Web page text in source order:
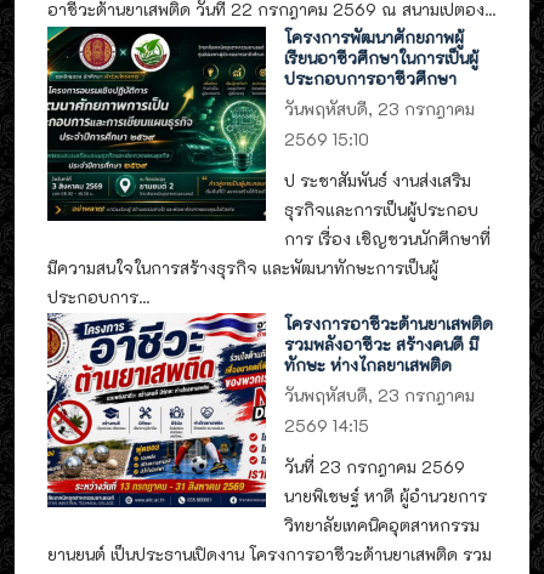
อาชีวะต้านยาเสพติด วันที่ 22 กรกฎาคม 2569 ณ สนามเปตอง...
โครงการพัฒนาศักยภาพผู้
เรียนอาชีวศึกษาในการเป็นผู้
ประกอบการอาชีวศึกษา
วันพฤหัสบดี, 23 กรกฎาคม
2569 15:10
ป ระชาสัมพันธ์ งานส่งเสริม
ธุรกิจและการเป็นผู้ประกอบ
การ เรื่อง เชิญชวนนักศึกษาที่
มีความสนใจในการสร้างธุรกิจ และพัฒนาทักษะการเป็นผู้
ประกอบการ...
โครงการอาชีวะต้านยาเสพติด
รวมพลังอาชีวะ สร้างคนดี มี
ทักษะ ห่างไกลยาเสพติด
วันพฤหัสบดี, 23 กรกฎาคม
2569 14:15
วันที่ 23 กรกฎาคม 2569
นายพิเชษฐ์ หาดี ผู้อำนวยการ
วิทยาลัยเทคนิคอุตสาหกรรม
ยานยนต์ เป็นประธานเปิดงาน โครงการอาชีวะต้านยาเสพติด รวม